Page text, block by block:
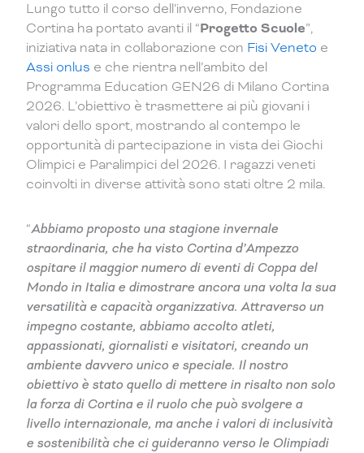
Lungo tutto il corso dell’inverno, Fondazione
Cortina ha portato avanti il “Progetto Scuole”,
iniziativa nata in collaborazione con Fisi Veneto e
Assi onlus e che rientra nell’ambito del
Programma Education GEN26 di Milano Cortina
2026. L’obiettivo è trasmettere ai più giovani i
valori dello sport, mostrando al contempo le
opportunità di partecipazione in vista dei Giochi
Olimpici e Paralimpici del 2026. I ragazzi veneti
coinvolti in diverse attività sono stati oltre 2 mila.
“Abbiamo proposto una stagione invernale
straordinaria, che ha visto Cortina d’Ampezzo
ospitare il maggior numero di eventi di Coppa del
Mondo in Italia e dimostrare ancora una volta la sua
versatilità e capacità organizzativa. Attraverso un
impegno costante, abbiamo accolto atleti,
appassionati, giornalisti e visitatori, creando un
ambiente davvero unico e speciale. Il nostro
obiettivo è stato quello di mettere in risalto non solo
la forza di Cortina e il ruolo che può svolgere a
livello internazionale, ma anche i valori di inclusività
e sostenibilità che ci guideranno verso le Olimpiadi